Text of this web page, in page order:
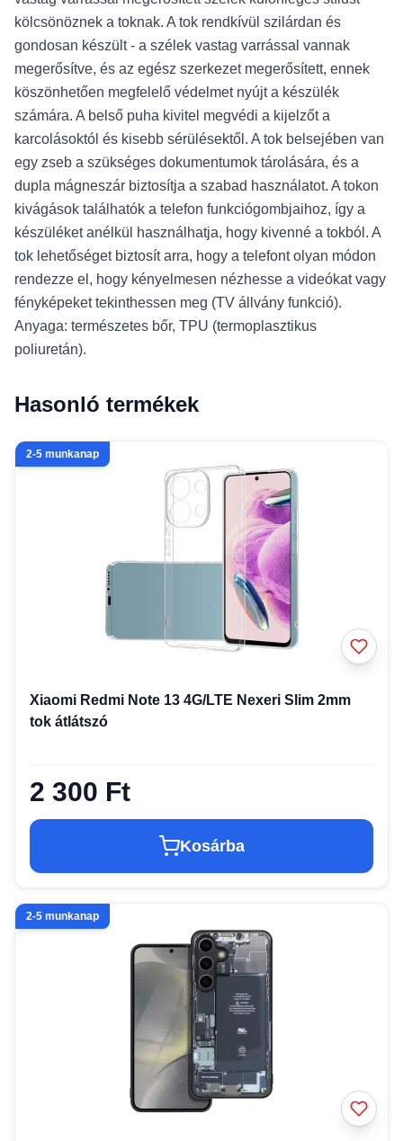
kölcsönöznek a toknak. A tok rendkívül szilárdan és
gondosan készült - a szélek vastag varrással vannak
megerősítve, és az egész szerkezet megerősített, ennek
köszönhetően megfelelő védelmet nyújt a készülék
számára. A belső puha kivitel megvédi a kijelzőt a
karcolásoktól és kisebb sérülésektől. A tok belsejében van
egy zseb a szükséges dokumentumok tárolására, és a
dupla mágneszár biztosítja a szabad használatot. A tokon
kivágások találhatók a telefon funkciógombjaihoz, így a
készüléket anélkül használhatja, hogy kivenné a tokból. A
tok lehetőséget biztosít arra, hogy a telefont olyan módon
rendezze el, hogy kényelmesen nézhesse a videókat vagy
fényképeket tekinthessen meg (TV állvány funkció).
Anyaga: természetes bőr, TPU (termoplasztikus
poliuretán).
Hasonló termékek
2-5 munkanap
Xiaomi Redmi Note 13 4G/LTE Nexeri Slim 2mm
tok átlátszó
2 300 Ft
Kosárba
2-5 munkanap